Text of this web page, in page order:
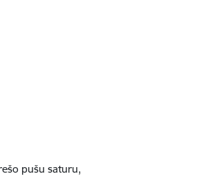
pušu saturu,